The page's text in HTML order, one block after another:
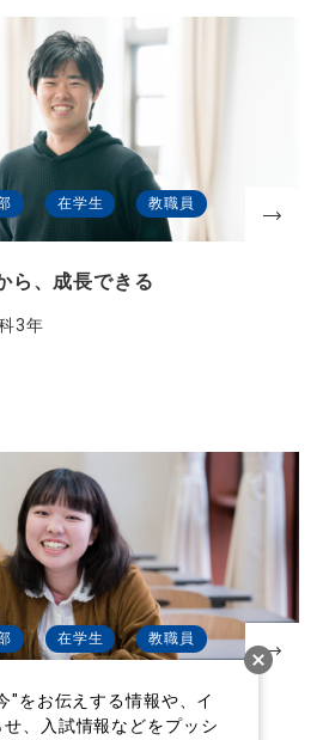
在学生 教職員
ら、成長できる
3年
在学生 教職員
聞けることが魅力
"をお伝えする情報や、イ
、入試情報などをプッシ